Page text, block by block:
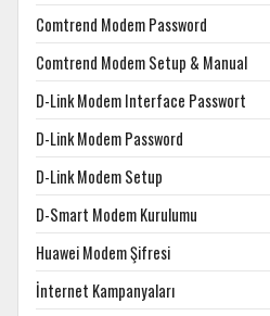
Comtrend Modem Password
Comtrend Modem Setup & Manual
D-Link Modem Interface Passwort
D-Link Modem Password
D-Link Modem Setup
D-Smart Modem Kurulumu
Huawei Modem Şifresi
İnternet Kampanyaları